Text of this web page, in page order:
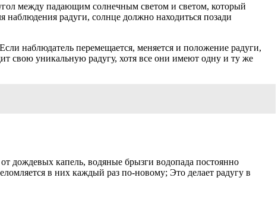
между падающим солнечным светом и светом, который
наблюдения радуги, солнце должно находиться позади
наблюдатель перемещается, меняется и положение радуги,
свою уникальную радугу, хотя все они имеют одну и ту же
дождевых капель, водяные брызги водопада постоянно
в них каждый раз по-новому; Это делает радугу в